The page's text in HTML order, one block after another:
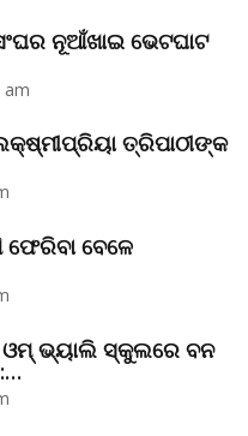
ନୂଆଁଖାଇ ଭେଟଘାଟ
am
ଲକ୍ଷ୍ମୀପ୍ରିୟା ତ୍ରିପାଠୀଙ୍କ
ଫେରିବା ବେଳେ
ଭ୍ୟାଲି ସ୍କୁଲରେ ବନ